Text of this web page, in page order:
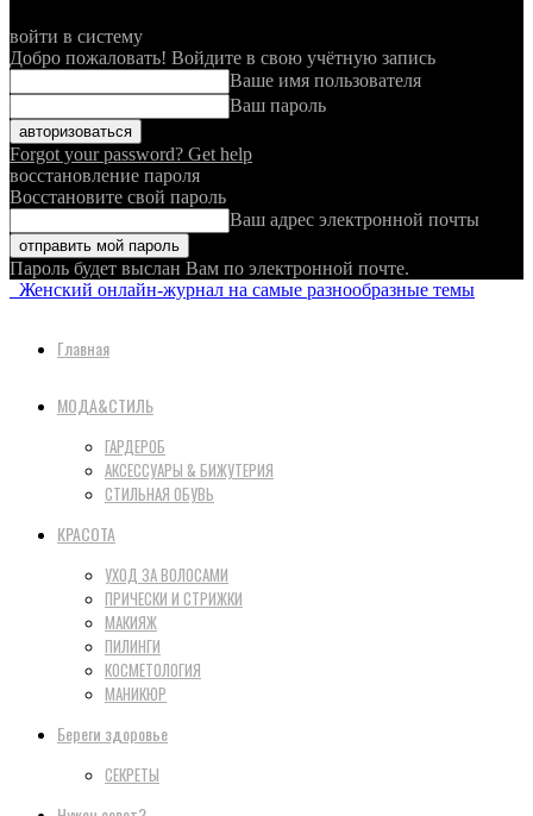
войти в систему
Добро пожаловать! Войдите в свою учётную запись
Ваше имя пользователя
Ваш пароль
Forgot your password? Get help
восстановление пароля
Восстановите свой пароль
Ваш адрес электронной почты
Пароль будет выслан Вам по электронной почте.
Женский онлайн-журнал на самые разнообразные темы
Главная
МОДА&СТИЛЬ
ГАРДЕРОБ
АКСЕССУАРЫ & БИЖУТЕРИЯ
СТИЛЬНАЯ ОБУВЬ
КРАСОТА
УХОД ЗА ВОЛОСАМИ
ПРИЧЕСКИ И СТРИЖКИ
МАКИЯЖ
ПИЛИНГИ
КОСМЕТОЛОГИЯ
МАНИКЮР
Береги здоровье
СЕКРЕТЫ